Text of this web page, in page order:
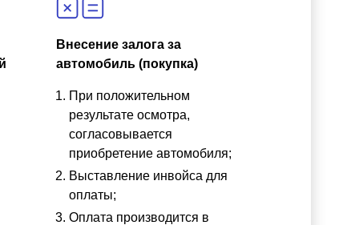
Внесение залога за
автомобиль (покупка)
При положительном
результате осмотра,
согласовывается
приобретение автомобиля;
Выставление инвойса для
оплаты;
Оплата производится в